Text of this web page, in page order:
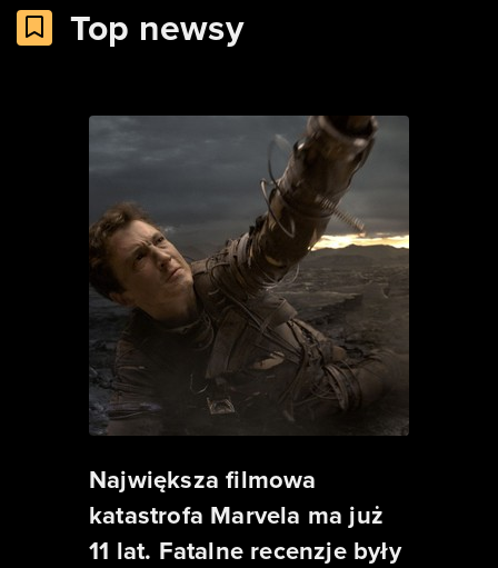
Top newsy
Największa filmowa
katastrofa Marvela ma już
11 lat. Fatalne recenzje były